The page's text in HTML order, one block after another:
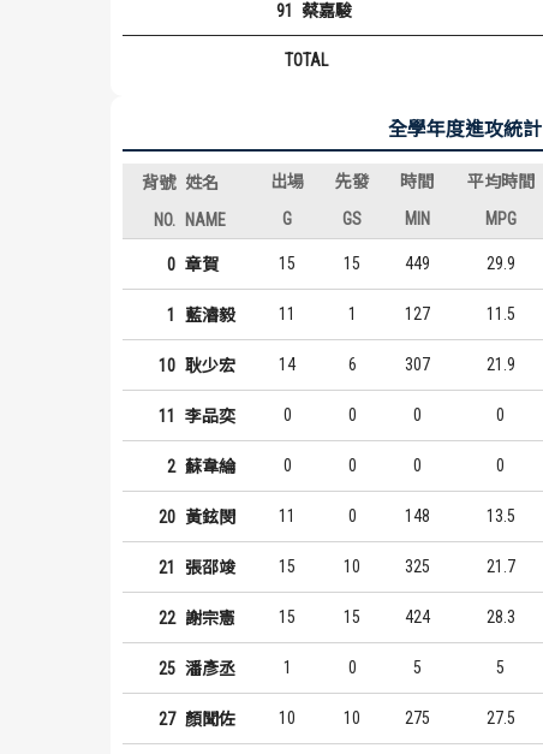
91 蔡嘉駿
TOTAL
全學年度進攻統計
背號 姓名 出場 先發 時間 平均時間
NO. NAME G GS MIN MPG
0 章賀 15 15 449 29.9
1 藍濬毅 11 1 127 11.5
10 耿少宏 14 6 307 21.9
11 李品奕 0 0 0 0
2 蘇韋綸 0 0 0 0
20 黃鉉閔 11 0 148 13.5
21 張邵竣 15 10 325 21.7
22 謝宗憲 15 15 424 28.3
25 潘彥丞 1 0 5 5
27 顏聞佐 10 10 275 27.5